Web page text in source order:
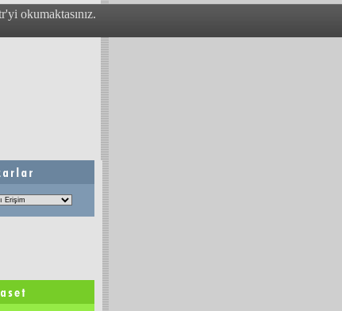
okumaktasınız.